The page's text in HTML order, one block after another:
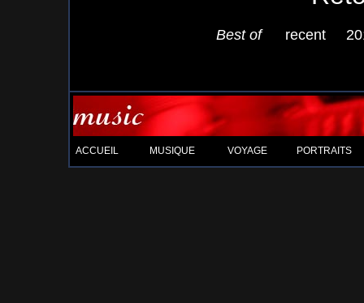
Best of recent
ACCUEIL MUSIQUE VOYAGE PORTRAITS